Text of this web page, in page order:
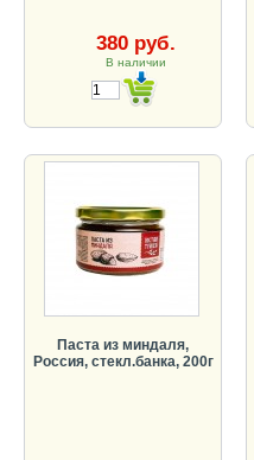
380 руб.
В наличии
Паста из миндаля,
Россия, стекл.банка, 200г